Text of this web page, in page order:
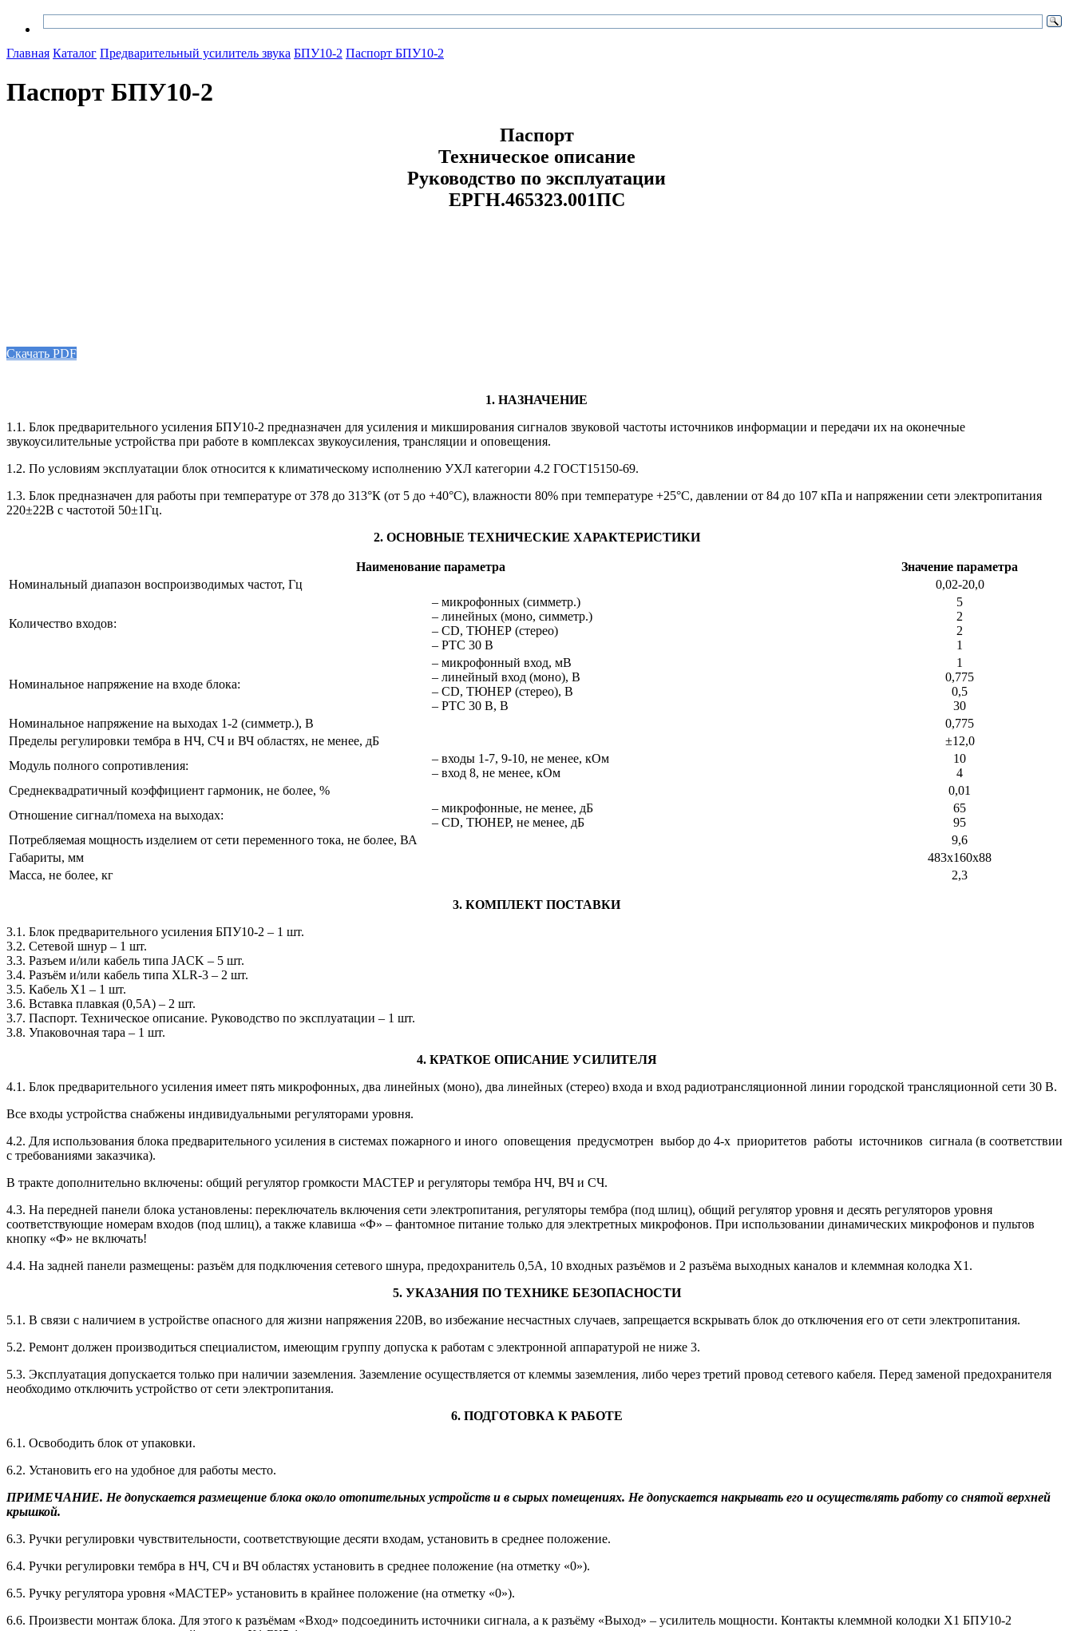
Главная Каталог Предварительный усилитель звука БПУ10-2 Паспорт БПУ10-2
Паспорт БПУ10-2
Паспорт
Техническое описание
Руководство по эксплуатации
ЕРГН.465323.001ПС
Скачать PDF
1. НАЗНАЧЕНИЕ
1.1. Блок предварительного усиления БПУ10-2 предназначен для усиления и микширования сигналов звуковой частоты источников информации и передачи их на оконечные
звукоусилительные устройства при работе в комплексах звукоусиления, трансляции и оповещения.
1.2. По условиям эксплуатации блок относится к климатическому исполнению УХЛ категории 4.2 ГОСТ15150-69.
1.3. Блок предназначен для работы при температуре от 378 до 313°К (от 5 до +40°С), влажности 80% при температуре +25°С, давлении от 84 до 107 кПа и напряжении сети электропитания
220±22В с частотой 50±1Гц.
2. ОСНОВНЫЕ ТЕХНИЧЕСКИЕ ХАРАКТЕРИСТИКИ
Наименование параметра
Значение параметра
Номинальный диапазон воспроизводимых частот, Гц
0,02-20,0
Количество входов:
– микрофонных (симметр.)
– линейных (моно, симметр.)
– CD, ТЮНЕР (стерео)
– РТС 30 В
5
2
2
1
Номинальное напряжение на входе блока:
– микрофонный вход, мВ
– линейный вход (моно), В
– CD, ТЮНЕР (стерео), В
– РТС 30 В, В
1
0,775
0,5
30
Номинальное напряжение на выходах 1-2 (симметр.), В
0,775
Пределы регулировки тембра в НЧ, СЧ и ВЧ областях, не менее, дБ
±12,0
Модуль полного сопротивления:
– входы 1-7, 9-10, не менее, кОм
– вход 8, не менее, кОм
10
4
Среднеквадратичный коэффициент гармоник, не более, %
0,01
Отношение сигнал/помеха на выходах:
– микрофонные, не менее, дБ
– CD, ТЮНЕР, не менее, дБ
65
95
Потребляемая мощность изделием от сети переменного тока, не более, ВА
9,6
Габариты, мм
483х160х88
Масса, не более, кг
2,3
3. КОМПЛЕКТ ПОСТАВКИ
3.1. Блок предварительного усиления БПУ10-2 – 1 шт.
3.2. Сетевой шнур – 1 шт.
3.3. Разъем и/или кабель типа JACK – 5 шт.
3.4. Разъём и/или кабель типа XLR-3 – 2 шт.
3.5. Кабель Х1 – 1 шт.
3.6. Вставка плавкая (0,5А) – 2 шт.
3.7. Паспорт. Техническое описание. Руководство по эксплуатации – 1 шт.
3.8. Упаковочная тара – 1 шт.
4. КРАТКОЕ ОПИСАНИЕ УСИЛИТЕЛЯ
4.1. Блок предварительного усиления имеет пять микрофонных, два линейных (моно), два линейных (стерео) входа и вход радиотрансляционной линии городской трансляционной сети 30 В.
Все входы устройства снабжены индивидуальными регуляторами уровня.
4.2. Для использования блока предварительного усиления в системах пожарного и иного оповещения предусмотрен выбор до 4-х приоритетов работы источников сигнала (в соответствии
с требованиями заказчика).
В тракте дополнительно включены: общий регулятор громкости МАСТЕР и регуляторы тембра НЧ, ВЧ и СЧ.
4.3. На передней панели блока установлены: переключатель включения сети электропитания, регуляторы тембра (под шлиц), общий регулятор уровня и десять регуляторов уровня
соответствующие номерам входов (под шлиц), а также клавиша «Ф» – фантомное питание только для электретных микрофонов. При использовании динамических микрофонов и пультов
кнопку «Ф» не включать!
4.4. На задней панели размещены: разъём для подключения сетевого шнура, предохранитель 0,5А, 10 входных разъёмов и 2 разъёма выходных каналов и клеммная колодка Х1.
5. УКАЗАНИЯ ПО ТЕХНИКЕ БЕЗОПАСНОСТИ
5.1. В связи с наличием в устройстве опасного для жизни напряжения 220В, во избежание несчастных случаев, запрещается вскрывать блок до отключения его от сети электропитания.
5.2. Ремонт должен производиться специалистом, имеющим группу допуска к работам с электронной аппаратурой не ниже 3.
5.3. Эксплуатация допускается только при наличии заземления. Заземление осуществляется от клеммы заземления, либо через третий провод сетевого кабеля. Перед заменой предохранителя
необходимо отключить устройство от сети электропитания.
6. ПОДГОТОВКА К РАБОТЕ
6.1. Освободить блок от упаковки.
6.2. Установить его на удобное для работы место.
ПРИМЕЧАНИЕ. Не допускается размещение блока около отопительных устройств и в сырых помещениях. Не допускается накрывать его и осуществлять работу со снятой верхней
крышкой.
6.3. Ручки регулировки чувствительности, соответствующие десяти входам, установить в среднее положение.
6.4. Ручки регулировки тембра в НЧ, СЧ и ВЧ областях установить в среднее положение (на отметку «0»).
6.5. Ручку регулятора уровня «МАСТЕР» установить в крайнее положение (на отметку «0»).
6.6. Произвести монтаж блока. Для этого к разъёмам «Вход» подсоединить источники сигнала, а к разъёму «Выход» – усилитель мощности. Контакты клеммной колодки Х1 БПУ10-2